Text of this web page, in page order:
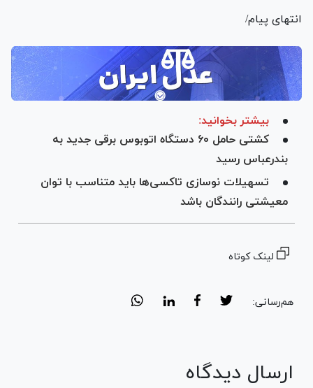
انتهای پیام/
بیشتر بخوانید:
کشتی حامل ۶۰ دستگاه اتوبوس برقی جدید به
بندرعباس رسید
تسهیلات نوسازی تاکسی‌ها باید متناسب با توان
معیشتی رانندگان باشد
لینک کوتاه
هم‌رسانی:
ارسال دیدگاه